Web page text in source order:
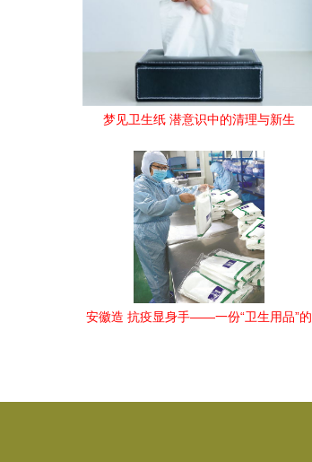
梦见卫生纸 潜意识中的清理与新生
安徽造 抗疫显身手——一份“卫生用品”的